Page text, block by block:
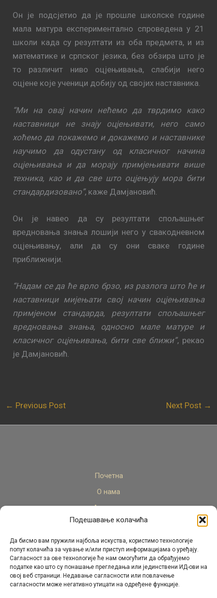
Подешавање колачића
Да бисмо вам пружили најбоља искуства, користимо технологије
попут колачића за чување и/или приступ информацијама о уређају.
Сагласност за ове технологије ће нам омогућити да обрађујемо
податке као што су понашање прегледања или јединствени ИД-ови на
овој веб страници. Недавање сагласности или повлачење
сагласности може негативно утицати на одређене функције.
Он је подсјетио да је прошле школске године
мала матура експериментално спроведена у 21
школи када су резултати из оба предмета, и из
математике и српског језика, без обзира што је
то различит ниво оцјењивања, слабији него
оцјене које ученици добију од својих наставника.
“Ми на овај начин нећемо да тврдимо како
наставници не знају оцјењивати, него само
хоћемо да покажемо и докажемо и наставнике
научимо да одустану од класичног начина
оцјењивања и да морају примјењивати више
техника, као и да све што оцјењују мора бити
стандардизовано”, каже Дамјановић.
Он је навео да су резултати спољашњег
вредновања знања лошији него у свакодневном
оцјењивању, али да су они сваке године
приближнији.
“Надам се да ће врло брзо, из разлога што ће и
наставници мијењати свој начин оцјењивања
примјеном стандарда, резултати спољашњег
вредновања знања, односно мале матуре и
класичног оцјењивања, бити све ближи”, рекао
је Дамјановић.
← Previous Post Next Post →
Почетна
О нама
Актуелно
Стручни кадар
Пројекти
Архива
Контакт